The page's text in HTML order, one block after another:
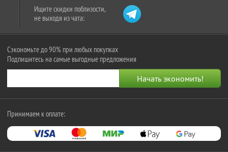
Ищите скидки поблизости,
не выходя из чата:
Сэкономьте до 90% при любых покупках
Подпишитесь на самые выгодные предложения
Принимаем к оплате: